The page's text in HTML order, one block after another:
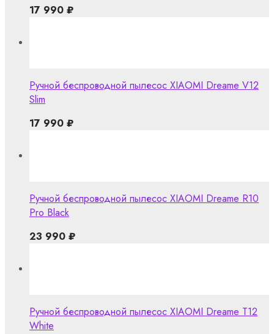
17 990 ₽
Ручной беспроводной пылесос XIAOMI Dreame V12
Slim
17 990 ₽
Ручной беспроводной пылесос XIAOMI Dreame R10
Pro Black
23 990 ₽
Ручной беспроводной пылесос XIAOMI Dreame T12
White